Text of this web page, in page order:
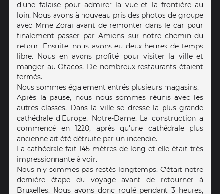
d'une falaise pour admirer la vue et la frontière au
loin. Nous avons à nouveau pris des photos de groupe
avec Mme Zoraï avant de remonter dans le car pour
finalement passer par Amiens sur notre chemin du
retour. Ensuite, nous avons eu deux heures de temps
libre. Nous en avons profité pour visiter la ville et
manger au Otacos. De nombreux restaurants étaient
fermés.
Nous sommes également entrés plusieurs magasins.
Après la pause, nous nous sommes réunis avec les
autres classes. Dans la ville se dresse la plus grande
cathédrale d'Europe, Notre-Dame. La construction a
commencé en 1220, après qu'une cathédrale plus
ancienne ait été détruite par un incendie.
La cathédrale fait 145 mètres de long et elle était très
impressionnante à voir.
Nous n'y sommes pas restés longtemps. C'était notre
dernière étape du voyage avant de retourner à
Bruxelles. Nous avons donc roulé pendant 3 heures,